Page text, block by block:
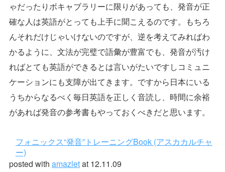
ゃだったりボキャブラリーに限りがあっても、発音が正
確な人は英語がとっても上手に聞こえるのです。もちろ
んそれだけじゃいけないのですが、逆を考えてみればわ
かるように、文法が完璧で語彙が豊富でも、発音が汚け
ればとても英語ができるとは言いがたいですしコミュニ
ケーションにも支障が出てきます。ですから日本にいる
うちからなるべく毎日英語を正しく音読し、時間に余裕
があれば発音の参考書もやっておくべきだと思います。
フォニックス“発音”トレーニングBook (アスカカルチャ
ー)
posted with amazletat 12.11.09